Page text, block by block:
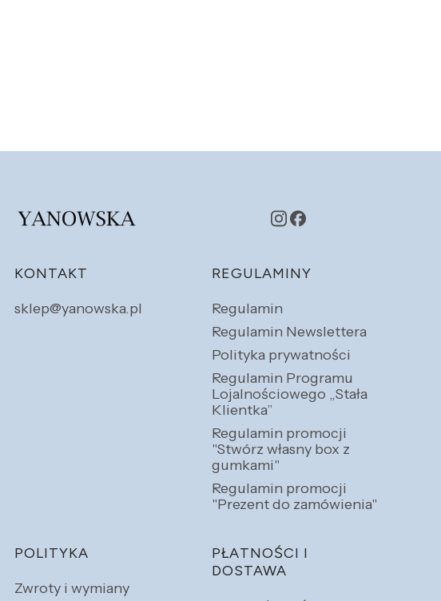
Linki w stopce
KONTAKT
sklep@yanowska.pl
REGULAMINY
Regulamin
Regulamin Newslettera
Polityka prywatności
Regulamin Programu
Lojalnościowego „Stała
Klientka”
Regulamin promocji
"Stwórz własny box z
gumkami"
Regulamin promocji
"Prezent do zamówienia"
POLITYKA
Zwroty i wymiany
PŁATNOŚCI I
DOSTAWA